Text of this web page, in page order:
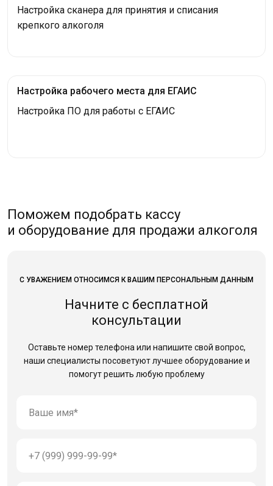
Настройка сканера для принятия и списания
крепкого алкоголя
Настройка рабочего места для ЕГАИС
Настройка ПО для работы с ЕГАИС
Поможем подобрать кассу
и оборудование для продажи алкоголя
С УВАЖЕНИЕМ ОТНОСИМСЯ К ВАШИМ ПЕРСОНАЛЬНЫМ ДАННЫМ
Начните с бесплатной
консультации
Оставьте номер телефона или напишите свой вопрос,
наши специалисты посоветуют лучшее оборудование и
помогут решить любую проблему